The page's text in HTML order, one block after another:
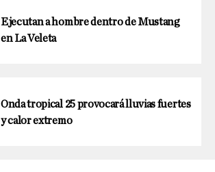
Ejecutan a hombre dentro de Mustang
en La Veleta
Onda tropical 25 provocará lluvias fuertes
y calor extremo